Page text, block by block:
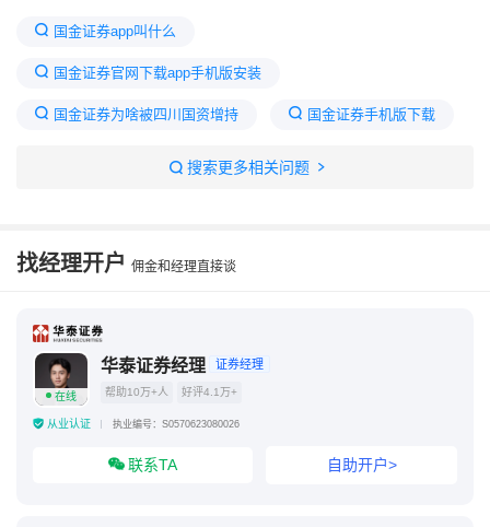
国金证券app叫什么
国金证券官网下载app手机版安装
国金证券为啥被四川国资增持 国金证券手机版下载
中信证券官方app下载
搜索更多相关问题
找经理开户 佣金和经理直接谈
在线
华泰证券经理 证券经理
帮助10万+人 好评4.1万+
从业认证 执业编号：S0570623080026
联系TA 自助开户>